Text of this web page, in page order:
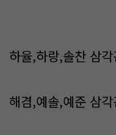
하율,하랑,솔찬 삼
해겸,예솔,예준 삼